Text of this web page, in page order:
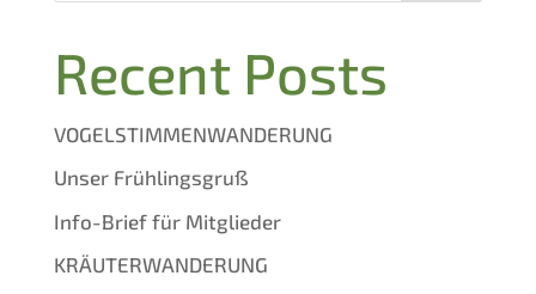
Recent Posts
VOGELSTIMMENWANDERUNG
Unser Frühlingsgruß
Info-Brief für Mitglieder
KRÄUTERWANDERUNG